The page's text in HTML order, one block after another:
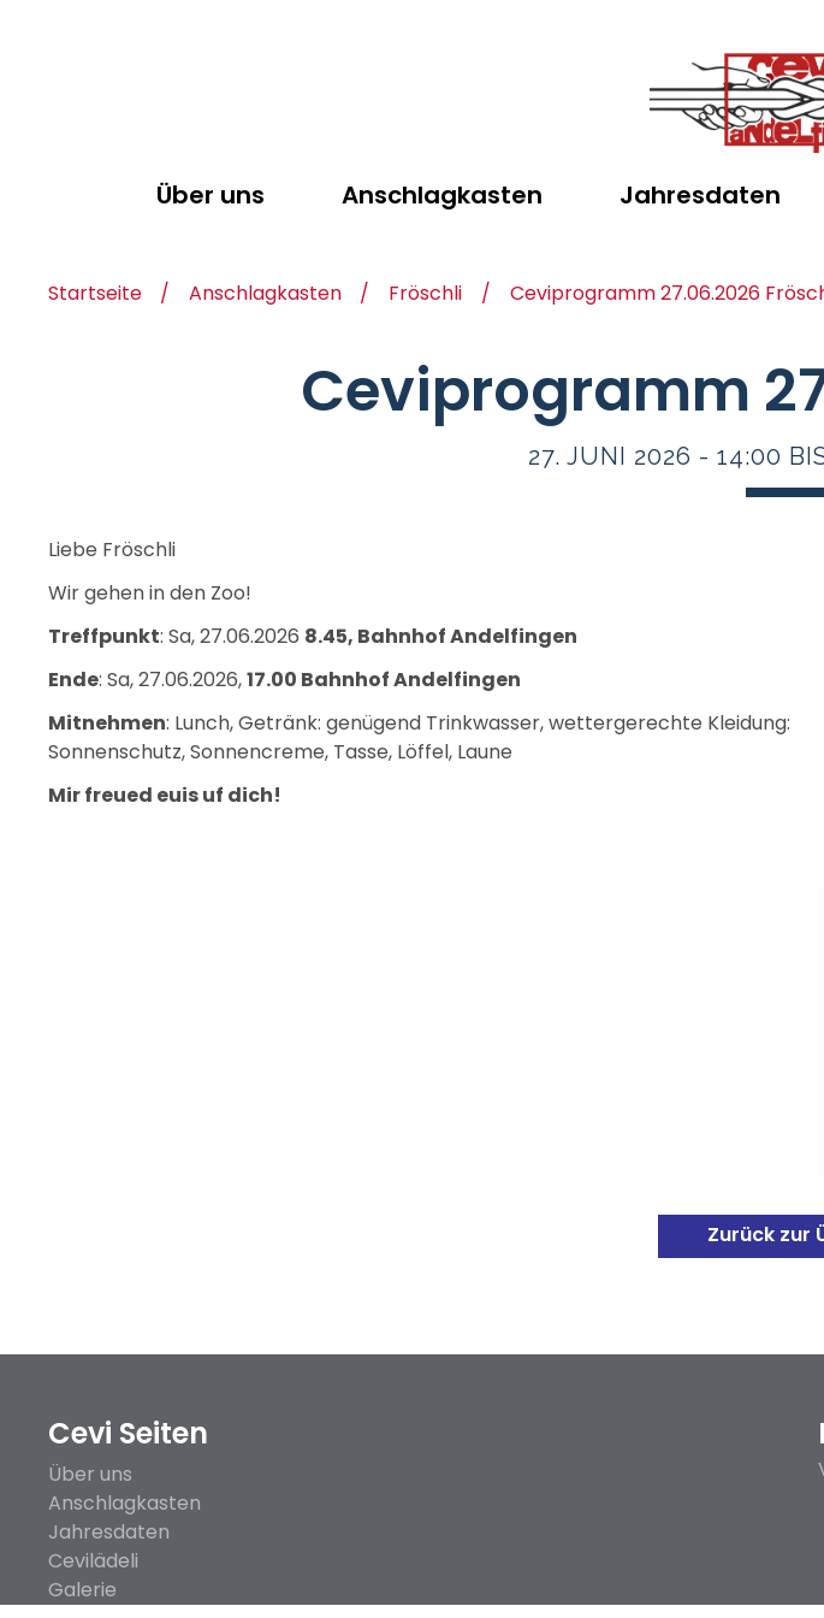
Pfadnavigation
Startseite Anschlagkasten Fröschli Ceviprogramm 27.06.2026
Ceviprogramm
27. JUNI 2026 - 14:00
Liebe Fröschli
Wir gehen in den Zoo!
Treffpunkt: Sa, 27.06.2026 8.45, Bahnhof Andelfingen
Ende: Sa, 27.06.2026,17.00 Bahnhof Andelfingen
Mitnehmen: Lunch, Getränk: genügend Trinkwasser, wettergerechte Kleidung:
Sonnenschutz, Sonnencreme, Tasse, Löffel, Laune
Mir freued euis uf dich!
Zurück zur
Main
navigation
(Footer)
Cevi Seiten
Über uns
Anschlagkasten
Jahresdaten
Cevilädeli
Galerie
navigation
Über uns Anschlagkasten Jahresdaten